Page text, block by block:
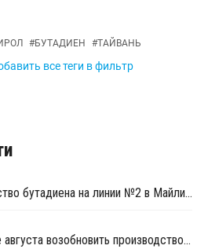
#БУТАДИЕН #ТАЙВАНЬ
все теги в фильтр
FPCC закрыла производство бутадиена на линии №2 в Майлиао на ремонт
FPCC планирует в начале августа возобновить производство бутадиена на линии №3 в Майлиао